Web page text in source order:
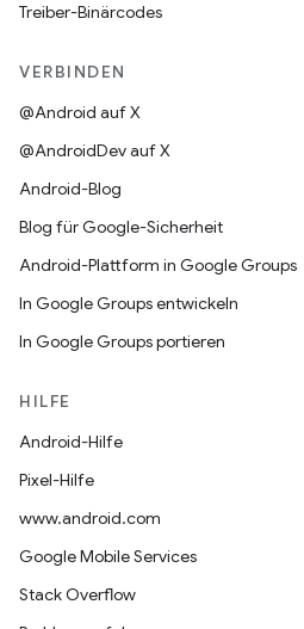
Treiber-Binärcodes
VERBINDEN
@Android auf X
@AndroidDev auf X
Android-Blog
Blog für Google-Sicherheit
Android-Plattform in Google Groups
In Google Groups entwickeln
In Google Groups portieren
HILFE
Android-Hilfe
Pixel-Hilfe
www.android.com
Google Mobile Services
Stack Overflow